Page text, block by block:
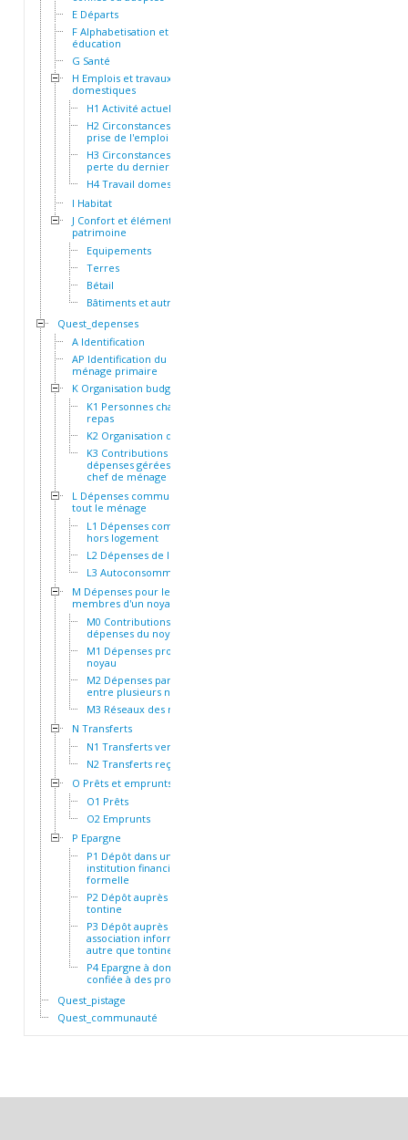
E Départs
F Alphabetisation et
éducation
G Santé
H Emplois et travaux
domestiques
H1 Activité actuelle
H2 Circonstances de la
prise de l'emploi actuel
H3 Circonstances de la
perte du dernier emploi
H4 Travail domestique
I Habitat
J Confort et éléments de
patrimoine
Equipements
Terres
Bétail
Bâtiments et autres actifs
Quest_depenses
A Identification
AP Identification du
ménage primaire
K Organisation budgétaire
K1 Personnes chargées du
repas
K2 Organisation des repas
K3 Contributions et
dépenses gérées par le
chef de ménage
L Dépenses communes à
tout le ménage
L1 Dépenses communes
hors logement
L2 Dépenses de logement
L3 Autoconsommation
M Dépenses pour les
membres d'un noyau
M0 Contributions aux
dépenses du noyau
M1 Dépenses propres au
noyau
M2 Dépenses partagées
entre plusieurs noyaux
M3 Réseaux des noyaux
N Transferts
N1 Transferts versés
N2 Transferts reçus
O Prêts et emprunts
O1 Prêts
O2 Emprunts
P Epargne
P1 Dépôt dans une
institution financière
formelle
P2 Dépôt auprès d'une
tontine
P3 Dépôt auprès d'une
association informelle
autre que tontine
P4 Epargne à domicile ou
confiée à des proches
Quest_pistage
Quest_communauté